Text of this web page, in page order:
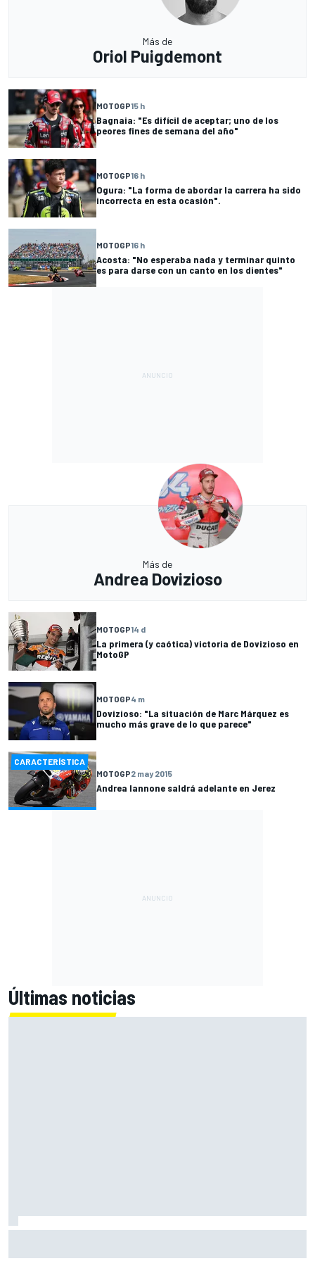
Más de
Oriol Puigdemont
MOTOGP15 h
Bagnaia: "Es difícil de aceptar; uno de los
peores fines de semana del año"
MOTOGP16 h
Ogura: "La forma de abordar la carrera ha sido
incorrecta en esta ocasión".
MOTOGP16 h
Acosta: "No esperaba nada y terminar quinto
es para darse con un canto en los dientes"
Más de
Andrea Dovizioso
MOTOGP14 d
La primera (y caótica) victoria de Dovizioso en
MotoGP
MOTOGP4 m
Dovizioso: "La situación de Marc Márquez es
mucho más grave de lo que parece"
CARACTERÍSTICA
MOTOGP2 may 2015
Andrea Iannone saldrá adelante en Jerez
Últimas noticias